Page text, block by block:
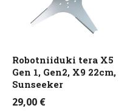
Robotniiduki tera X5
Gen 1, Gen2, X9 22cm,
Sunseeker
29,00 €